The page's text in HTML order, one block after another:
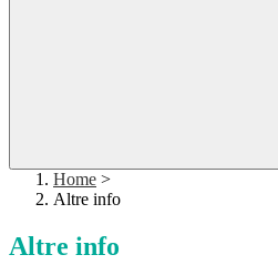
Home >
Altre info
Altre info